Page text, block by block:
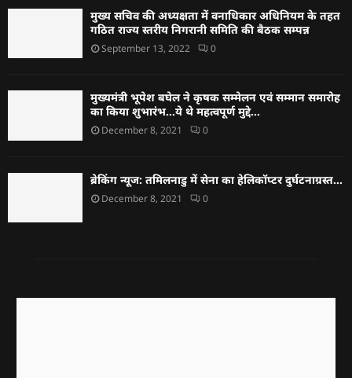
मुख्य सचिव की अध्यक्षता में वनाधिकार अधिनियम के तहत
गठित राज्य स्तरीय निगरानी समिति की बैठक सम्पन्न
September 13, 2022 0
मुख्यमंत्री भूपेश बघेल ने कृषक सम्मेलन एवं सम्मान समारोह
का किया शुभारंभ…ये थे महत्वपूर्ण मुद्दे…
December 8, 2021 0
ब्रेकिंग न्यूज: तमिलनाडु में सेना का हेलिकॉप्टर दुर्घटनाग्रस्त…
December 8, 2021 0